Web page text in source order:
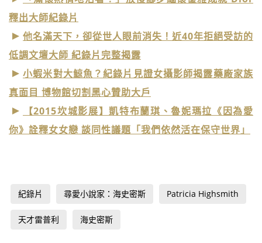
釋出大師紀錄片
他名滿天下，卻從世人眼前消失！近40年拒絕受訪的
低調文壇大師 紀錄片完整揭露
小蝦米對大鯨魚？紀錄片見證女攝影師揭露藥廠家族
真面目 博物館切割黑心贊助大戶
【2015坎城影展】凱特布蘭琪、魯妮瑪拉《因為愛
你》詮釋女女戀 談同性議題「我們依然活在保守世界」
紀錄片 尋愛小說家：海史密斯 Patricia Highsmith
天才雷普利 海史密斯